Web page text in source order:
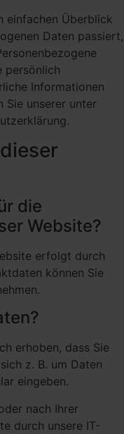
einfachen Überblick
Daten passiert,
persönlich
Informationen
Sie unserer unter
die
Website?
erfolgt durch
können Sie
erhoben, dass Sie
z. B. um Daten
eingeben.
nach Ihrer
durch unsere IT-